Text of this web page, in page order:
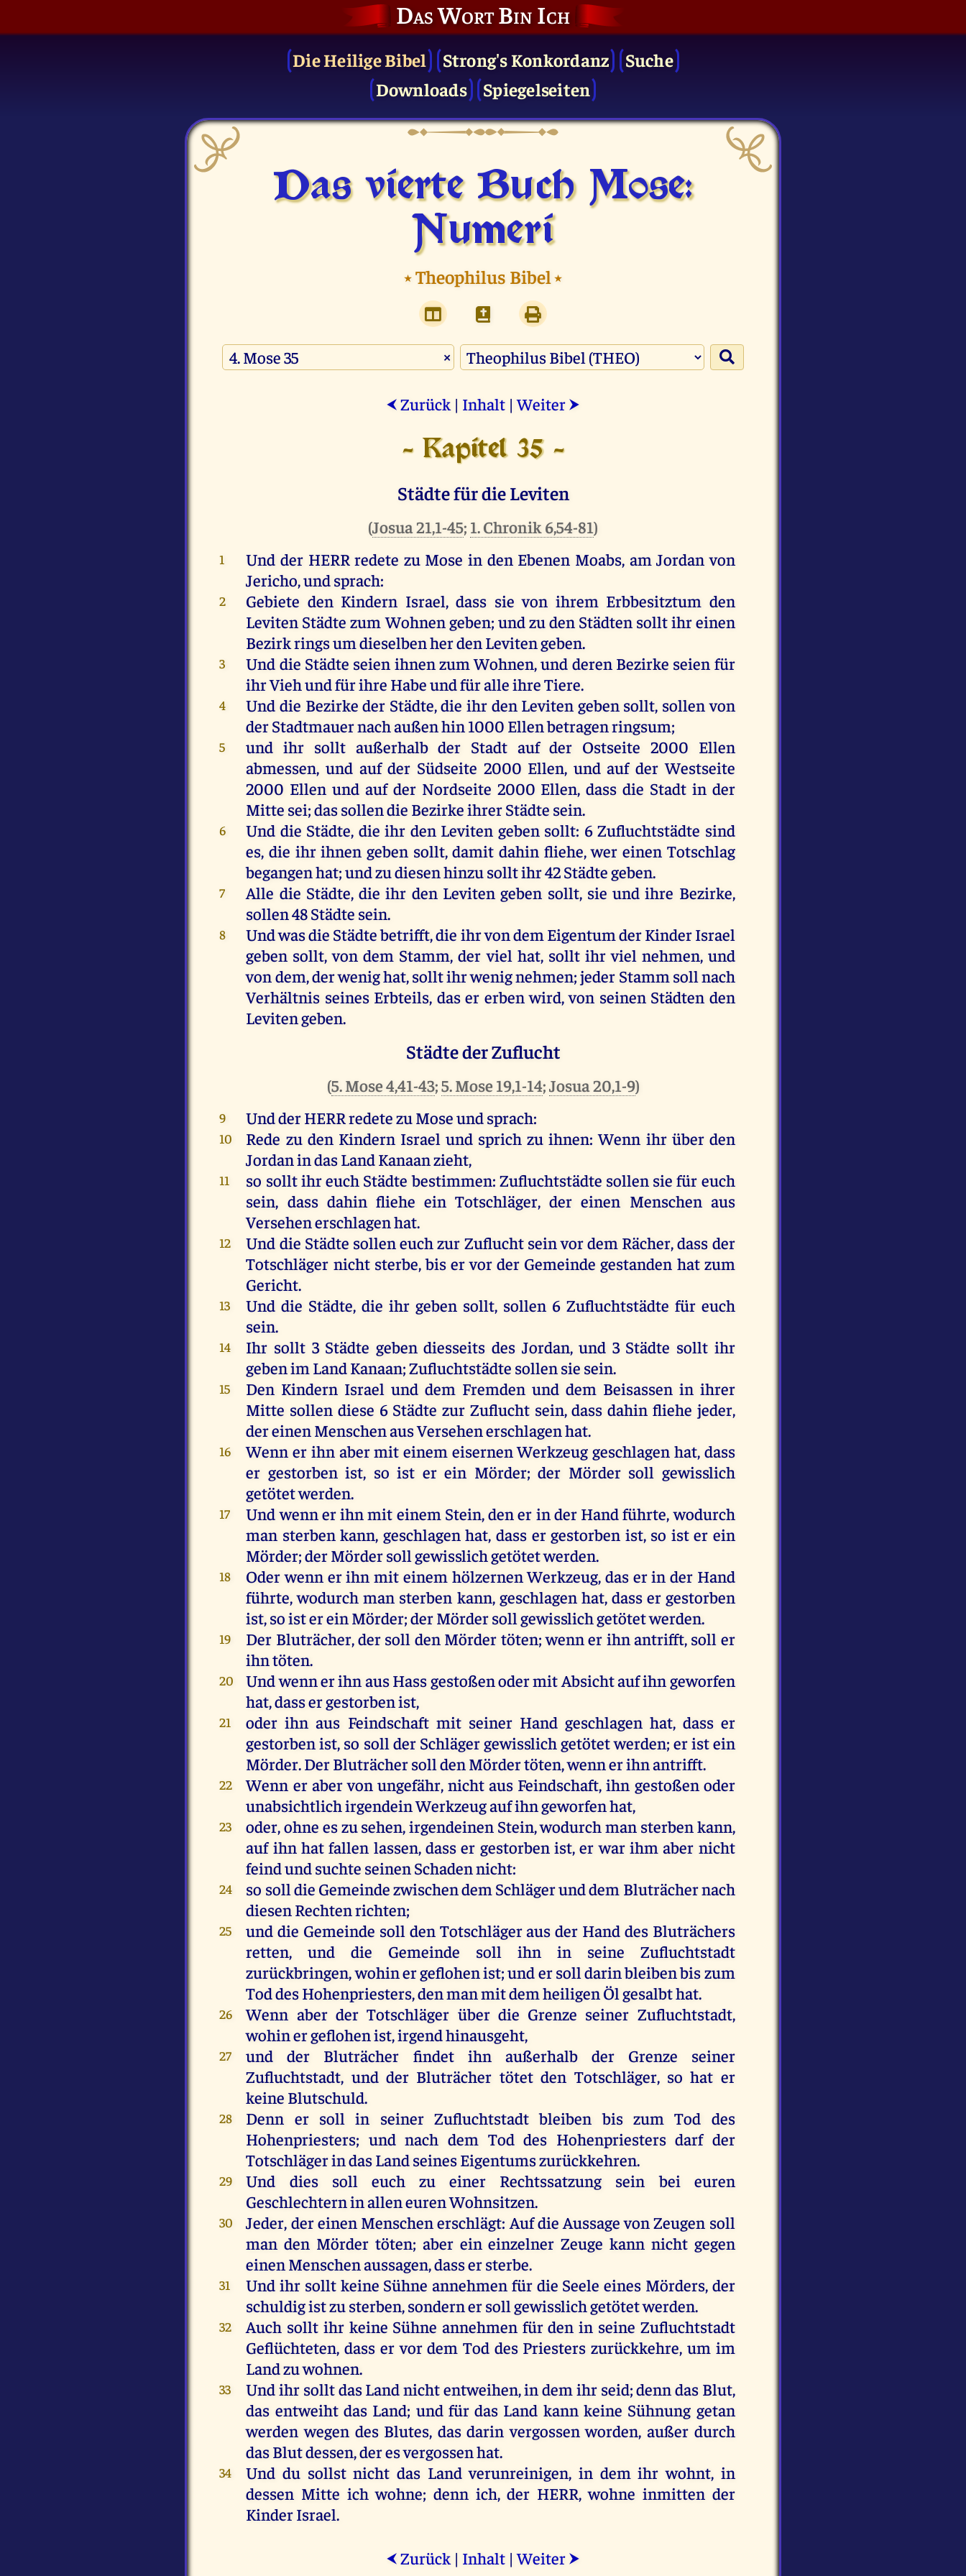
Das Wort Bin Ich
Die Heilige Bibel Strong's Konkordanz
Suche
Downloads
Spiegelseiten
Das vierte Buch Mose:
Numeri
⭑Theophilus Bibel⭑
×
⮜ Zurück | Inhalt |Weiter ⮞
- Kapitel 35 -
Städte für die Leviten
(Josua 21,1-45; 1. Chronik 6,54-81)
1 Und der HERR redete zu Mose in den Ebenen Moabs, am Jordan von
Jericho,und sprach:
2 Gebiete den Kindern Israel, dass sie von ihrem Erbbesitztum den
Leviten Städte zum Wohnen geben; und zu den Städten solltihreinen
Bezirkringsum dieselbenherden Levitengeben.
3 Und die Städte seien ihnen zum Wohnen,und deren Bezirke seien für
ihrViehundfürihre HabeundfüralleihreTiere.
4 Und die Bezirkeder Städte,die ihr den Leviten geben sollt, sollen von
derStadtmauernachaußenhin 1000 Ellenbetragenringsum;
5 und ihr sollt außerhalb der Stadt auf der Ostseite 2000 Ellen
abmessen,und auf der Südseite 2000 Ellen, und auf der Westseite
2000 Ellen und auf derNordseite 2000 Ellen, dassdie Stadt in der
Mitte sei;dassollendie BezirkeihrerStädte sein.
6 Und die Städte, die ihr den Leviten geben sollt: 6 Zufluchtstädte sind
es,die ihr ihnen geben sollt,damit dahin fliehe,wer einen Totschlag
begangenhat;undzu diesenhinzu solltihr42Städtegeben.
7 Alle die Städte,die ihr den Leviten geben sollt, sie und ihre Bezirke,
sollen48Städte sein.
8 Undwasdie Städtebetrifft,die ihrvondem Eigentum derKinderIsrael
geben sollt,von dem Stamm,der viel hat, sollt ihr viel nehmen, und
von dem,derwenighat,solltihrwenignehmen;jeder Stamm soll nach
Verhältnis seines Erbteils, das er erben wird,von seinen Städten den
Levitengeben.
Städte der Zuflucht
(5. Mose 4,41-43;5. Mose 19,1-14;Josua 20,1-9)
9 UndderHERRredetezu Moseund sprach:
10 Rede zu den Kindern Israel und sprich zu ihnen:Wenn ihr über den
JordanindasLand Kanaanzieht,
11 so solltihreuch Städte bestimmen: Zufluchtstädte sollen sie für euch
sein, dass dahin fliehe ein Totschläger,der einen Menschen aus
Versehenerschlagenhat.
12 Und die Städte sollen euch zur Zuflucht sein vordem Rächer, dass der
Totschläger nicht sterbe,bis er vor der Gemeinde gestanden hat zum
Gericht.
13 Und die Städte,die ihr geben sollt, sollen 6 Zufluchtstädte für euch
sein.
14 Ihr sollt 3 Städte geben diesseits des Jordan,und 3 Städte sollt ihr
gebenim Land Kanaan; Zufluchtstädte sollen sie sein.
15 Den Kindern Israel und dem Fremden und dem Beisassen in ihrer
Mitte sollen diese 6 Städte zur Zuflucht sein, dassdahin fliehe jeder,
dereinen MenschenausVersehenerschlagenhat.
16 Wenn er ihn abermit einem eisernen Werkzeug geschlagen hat, dass
er gestorben ist, so ist er ein Mörder;der Mörder soll gewisslich
getötetwerden.
17 Und wenn erihn mit einem Stein,den er in der Hand führte, wodurch
man sterben kann, geschlagen hat, dass er gestorben ist, so ist er ein
Mörder;derMördersoll gewisslichgetötetwerden.
18 Oder wenn erihn mit einem hölzernen Werkzeug, das erin der Hand
führte, wodurchman sterben kann, geschlagen hat, dass er gestorben
ist,soisterein Mörder;derMördersoll gewisslichgetötetwerden.
19 Der Bluträcher,der soll den Mörder töten;wenn er ihn antrifft, soll er
ihntöten.
20 Undwennerihn ausHassgestoßenodermit Absichtaufihn geworfen
hat, dassergestorbenist,
21 oder ihn aus Feindschaft mit seiner Hand geschlagen hat, dass er
gestorben ist, so soll derSchläger gewisslich getötetwerden; eristein
Mörder.DerBluträchersoll den Mördertöten,wennerihnantrifft.
22 Wenn er aber von ungefähr,nicht aus Feindschaft,ihn gestoßen oder
unabsichtlich irgendeinWerkzeugaufihngeworfenhat,
23 oder,ohne eszu sehen, irgendeinen Stein, wodurchman sterben kann,
auf ihn hat fallen lassen, dasser gestorben ist,er war ihm aber nicht
feindund suchte seinen Schadennicht:
24 so soll die Gemeindezwischendem Schlägerunddem Bluträchernach
diesen Rechtenrichten;
25 und die Gemeinde soll den Totschläger aus der Hand des Bluträchers
retten,und die Gemeinde soll ihn in seine Zufluchtstadt
zurückbringen,wohinergeflohenist;und ersoll darinbleibenbiszum
ToddesHohenpriesters,denmanmitdem heiligen Öl gesalbthat.
26 Wenn aber der Totschläger über die Grenze seiner Zufluchtstadt,
wohinergeflohenist,irgendhinausgeht,
27 und der Bluträcher findet ihn außerhalb der Grenze
seiner
Zufluchtstadt, und der Bluträcher tötet den Totschläger, so hat er
keine Blutschuld.
28 Denn er soll in seinerZufluchtstadtbleiben bis zum Tod des
Hohenpriesters; und nach dem Tod des Hohenpriesters darf der
TotschlägerindasLand seinesEigentumszurückkehren.
29 Und dies soll euch zu einer Rechtssatzung sein bei
euren
GeschlechterninalleneurenWohnsitzen.
30 Jeder, dereinen Menschen erschlägt: Aufdie Aussagevon Zeugen soll
man den Mörder töten; aber ein einzelner Zeuge kann nicht gegen
einen Menschenaussagen, dassersterbe.
31 Und ihr sollt keine Sühneannehmen für die Seele eines Mörders, der
schuldigistzu sterben,sondernersoll gewisslichgetötetwerden.
32 Auch sollt ihr keine Sühne annehmen für den in seine Zufluchtstadt
Geflüchteten, dass er vor dem Tod des Priesters zurückkehre, um im
Landzu wohnen.
33 Und ihr solltdasLand nichtentweihen,in dem ihr seid;denn das Blut,
das entweiht das Land; und für das Land kann keine Sühnung getan
werden wegen des Blutes, das darin vergossen worden,außer durch
dasBlutdessen,deresvergossenhat.
34 Und du sollst nicht das Land verunreinigen, in dem ihr wohnt, in
dessen Mitte ich wohne; denn ich,der HERR,wohne inmitten der
KinderIsrael.
⮜ Zurück | Inhalt |Weiter ⮞